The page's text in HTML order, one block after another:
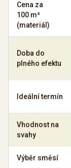
Cena za
100 m²
(materiál)
Doba do
plného efektu
Ideální termín
Vhodnost na
svahy
Výběr směsí